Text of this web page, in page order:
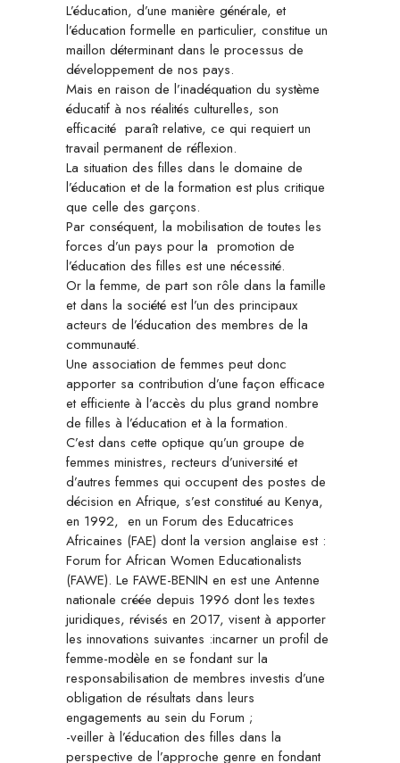
L’éducation, d’une manière générale, et
l’éducation formelle en particulier, constitue un
maillon déterminant dans le processus de
développement de nos pays.
Mais en raison de l’inadéquation du système
éducatif à nos réalités culturelles, son
efficacité paraît relative, ce qui requiert un
travail permanent de réflexion.
La situation des filles dans le domaine de
l’éducation et de la formation est plus critique
que celle des garçons.
Par conséquent, la mobilisation de toutes les
forces d’un pays pour la promotion de
l’éducation des filles est une nécessité.
Or la femme, de part son rôle dans la famille
et dans la société est l’un des principaux
acteurs de l’éducation des membres de la
communauté.
Une association de femmes peut donc
apporter sa contribution d’une façon efficace
et efficiente à l’accès du plus grand nombre
de filles à l’éducation et à la formation.
C’est dans cette optique qu’un groupe de
femmes ministres, recteurs d’université et
d’autres femmes qui occupent des postes de
décision en Afrique, s’est constitué au Kenya,
en 1992, en un Forum des Educatrices
Africaines (FAE) dont la version anglaise est :
Forum for African Women Educationalists
(FAWE). Le FAWE-BENIN en est une Antenne
nationale créée depuis 1996 dont les textes
juridiques, révisés en 2017, visent à apporter
les innovations suivantes :incarner un profil de
femme-modèle en se fondant sur la
responsabilisation de membres investis d’une
obligation de résultats dans leurs
engagements au sein du Forum ;
-veiller à l’éducation des filles dans la
perspective de l’approche genre en fondant